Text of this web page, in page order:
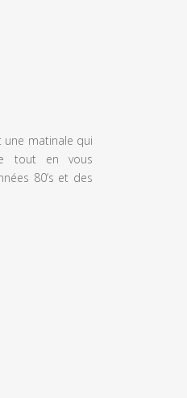
une matinale qui
tout en vous
80’s et des